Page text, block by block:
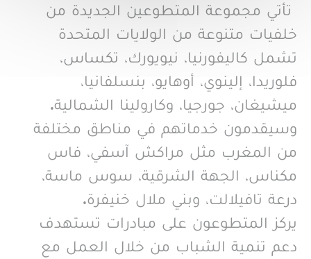
تأتي مجموعة المتطوعين الجديدة من
خلفيات متنوعة من الولايات المتحدة
تشمل كاليفورنيا، نيويورك، تكساس،
فلوريدا، إلينوي، أوهايو، بنسلفانيا،
ميشيغان، جورجيا، وكارولينا الشمالية.
وسيقدمون خدماتهم في مناطق مختلفة
من المغرب مثل مراكش آسفي، فاس
مكناس، الجهة الشرقية، سوس ماسة،
درعة تافيلالت، وبني ملال خنيفرة.
يركز المتطوعون على مبادرات تستهدف
دعم تنمية الشباب من خلال العمل مع